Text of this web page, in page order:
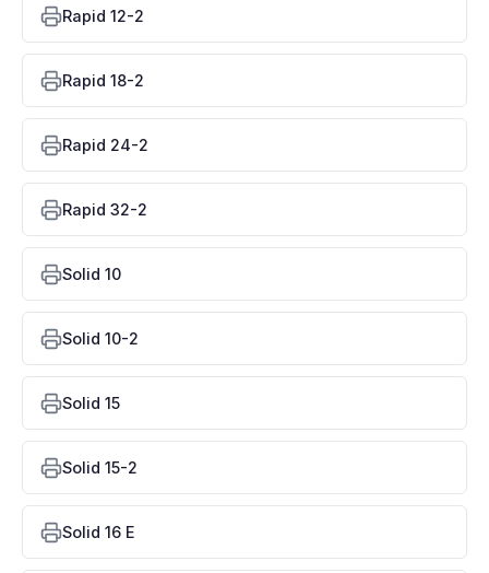
Rapid 12-2
Rapid 18-2
Rapid 24-2
Rapid 32-2
Solid 10
Solid 10-2
Solid 15
Solid 15-2
Solid 16 E